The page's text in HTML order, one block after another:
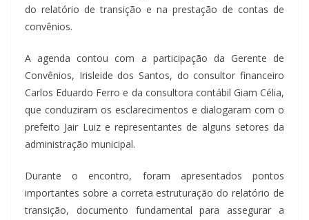
do relatório de transição e na prestação de contas de
convênios.
A agenda contou com a participação da Gerente de
Convênios, Irisleide dos Santos, do consultor financeiro
Carlos Eduardo Ferro e da consultora contábil Giam Célia,
que conduziram os esclarecimentos e dialogaram com o
prefeito Jair Luiz e representantes de alguns setores da
administração municipal.
Durante o encontro, foram apresentados pontos
importantes sobre a correta estruturação do relatório de
transição, documento fundamental para assegurar a